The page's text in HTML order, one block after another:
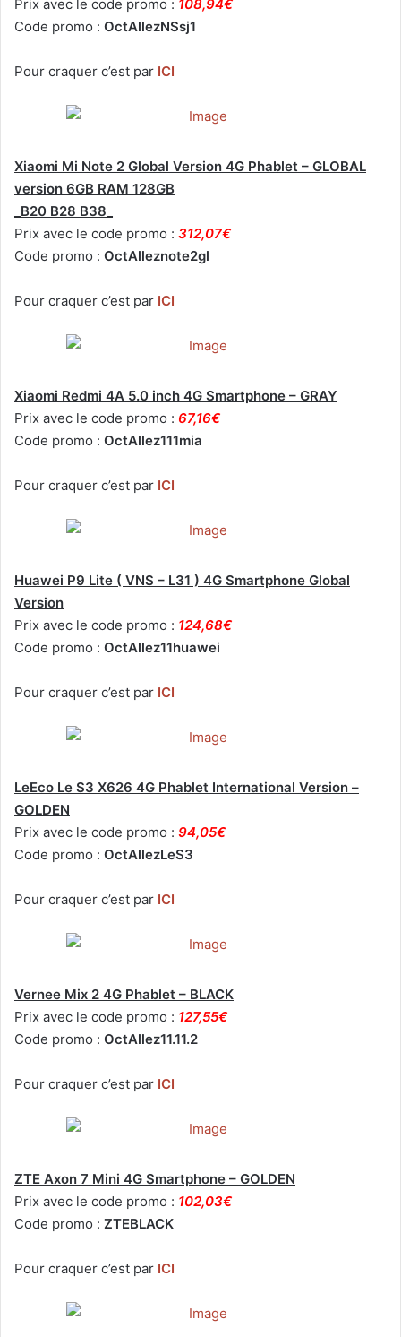
Prix avec le code promo : 108,94€
Code promo : OctAllezNSsj1
Pour craquer c’est par ICI
Xiaomi Mi Note 2 Global Version 4G Phablet – GLOBAL
version 6GB RAM 128GB
_B20 B28 B38_
Prix avec le code promo : 312,07€
Code promo : OctAlleznote2gl
Pour craquer c’est par ICI
Xiaomi Redmi 4A 5.0 inch 4G Smartphone – GRAY
Prix avec le code promo : 67,16€
Code promo : OctAllez111mia
Pour craquer c’est par ICI
Huawei P9 Lite ( VNS – L31 ) 4G Smartphone Global
Version
Prix avec le code promo : 124,68€
Code promo : OctAllez11huawei
Pour craquer c’est par ICI
LeEco Le S3 X626 4G Phablet International Version –
GOLDEN
Prix avec le code promo : 94,05€
Code promo : OctAllezLeS3
Pour craquer c’est par ICI
Vernee Mix 2 4G Phablet – BLACK
Prix avec le code promo : 127,55€
Code promo : OctAllez11.11.2
Pour craquer c’est par ICI
ZTE Axon 7 Mini 4G Smartphone – GOLDEN
Prix avec le code promo : 102,03€
Code promo : ZTEBLACK
Pour craquer c’est par ICI